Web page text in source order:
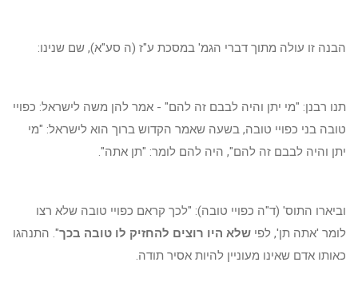
הבנה זו עולה מתוך דברי הגמ' במסכת ע"ז (ה סע"א), שם שנינו:
תנו רבנן: "מי יתן והיה לבבם זה להם" - אמר להן משה לישראל: כפויי
טובה בני כפויי טובה, בשעה שאמר הקדוש ברוך הוא לישראל: "מי
יתן והיה לבבם זה להם", היה להם לומר: "תן אתה".
וביארו התוס' (ד"ה כפויי טובה): "לכך קראם כפויי טובה שלא רצו
לומר 'אתה תן', לפי שלא היו רוצים להחזיק לו טובה בכך". התנהגו
כאותו אדם שאינו מעוניין להיות אסיר תודה.